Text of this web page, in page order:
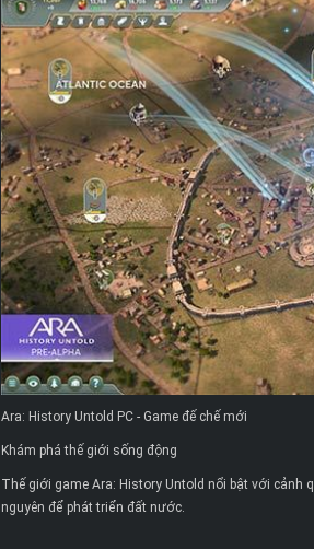
Ara: History Untold PC - Game đế chế mới
Khám phá thế giới sống động
Thế giới game Ara: History Untold nổi bật với
nguyên để phát triển đất nước.